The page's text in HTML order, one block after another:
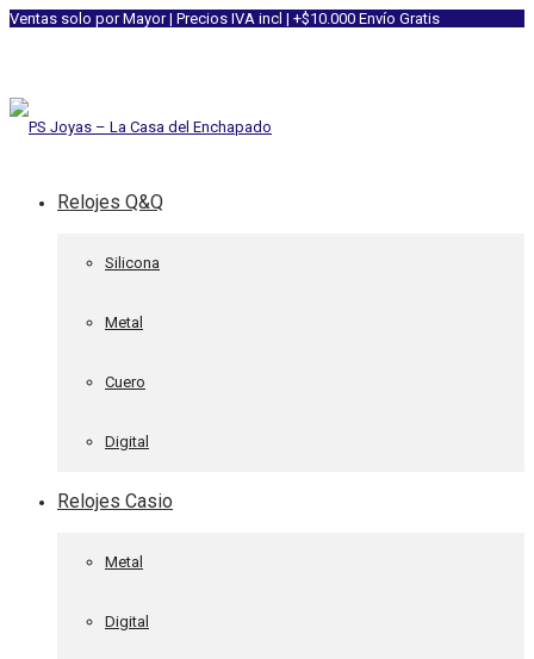
Ventas solo por Mayor | Precios IVA incl | +$10.000 Envío Gratis
Relojes Q&Q
Silicona
Metal
Cuero
Digital
Relojes Casio
Metal
Digital